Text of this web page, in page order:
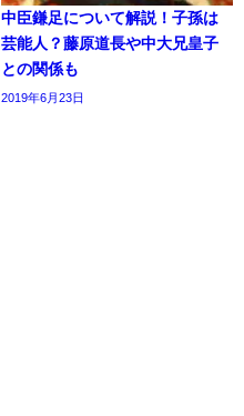
中臣鎌足について解説！子孫は
芸能人？藤原道長や中大兄皇子
との関係も
2019年6月23日